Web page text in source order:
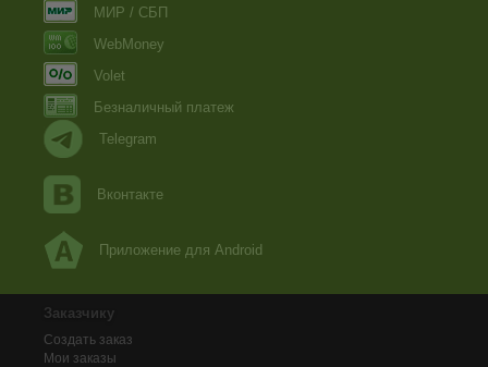
МИР / СБП
WebMoney
Volet
Безналичный платеж
Telegram
Вконтакте
Приложение для Android
Заказчику
Создать заказ
Мои заказы